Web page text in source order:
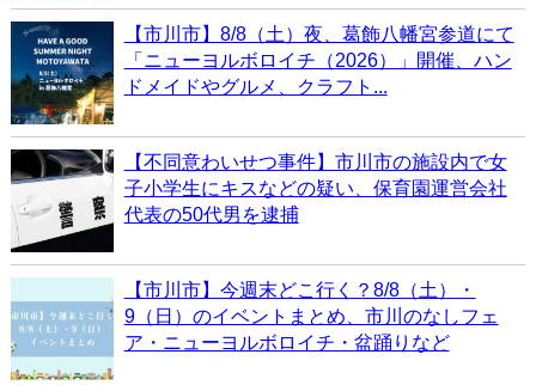
【市川市】8/8（土）夜、葛飾八幡宮参道にて
「ニューヨルボロイチ（2026）」開催、ハン
ドメイドやグルメ、クラフト...
【不同意わいせつ事件】市川市の施設内で女
子小学生にキスなどの疑い、保育園運営会社
代表の50代男を逮捕
【市川市】今週末どこ行く？8/8（土）・
9（日）のイベントまとめ、市川のなしフェ
ア・ニューヨルボロイチ・盆踊りなど